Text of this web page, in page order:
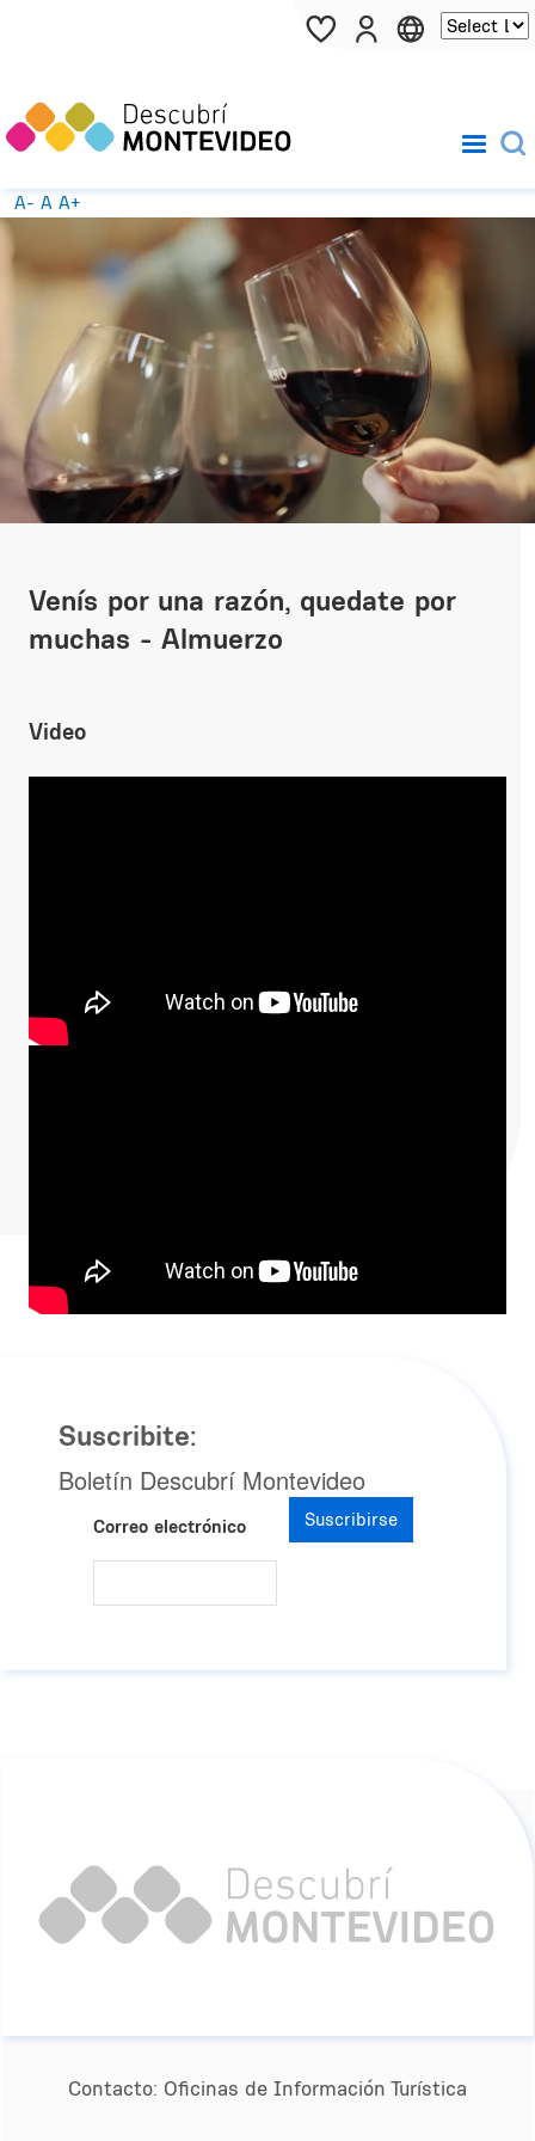
Pasar al contenido principal
A- A A+
Venís por una razón, quedate por
muchas - Almuerzo
Video
Suscribite:
Boletín Descubrí Montevideo
Correo electrónico Suscribirse
Contacto: Oﬁcinas de Información Turística